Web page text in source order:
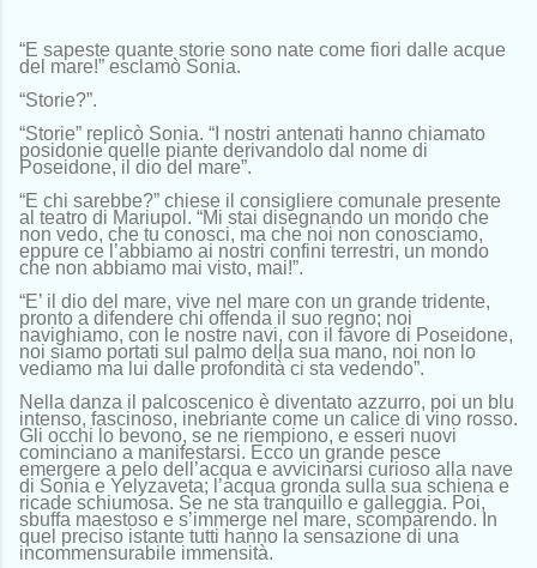
“E sapeste quante storie sono nate come fiori dalle acque
del mare!” esclamò Sonia.
“Storie?”.
“Storie” replicò Sonia. “I nostri antenati hanno chiamato
posidonie quelle piante derivandolo dal nome di
Poseidone, il dio del mare”.
“E chi sarebbe?” chiese il consigliere comunale presente
al teatro di Mariupol. “Mi stai disegnando un mondo che
non vedo, che tu conosci, ma che noi non conosciamo,
eppure ce l’abbiamo ai nostri confini terrestri, un mondo
che non abbiamo mai visto, mai!”.
“E’ il dio del mare, vive nel mare con un grande tridente,
pronto a difendere chi offenda il suo regno; noi
navighiamo, con le nostre navi, con il favore di Poseidone,
noi siamo portati sul palmo della sua mano, noi non lo
vediamo ma lui dalle profondità ci sta vedendo”.
Nella danza il palcoscenico è diventato azzurro, poi un blu
intenso, fascinoso, inebriante come un calice di vino rosso.
Gli occhi lo bevono, se ne riempiono, e esseri nuovi
cominciano a manifestarsi. Ecco un grande pesce
emergere a pelo dell’acqua e avvicinarsi curioso alla nave
di Sonia e Yelyzaveta; l’acqua gronda sulla sua schiena e
ricade schiumosa. Se ne sta tranquillo e galleggia. Poi,
sbuffa maestoso e s’immerge nel mare, scomparendo. In
quel preciso istante tutti hanno la sensazione di una
incommensurabile immensità.